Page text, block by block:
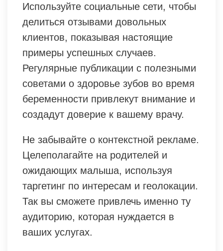
Используйте социальные сети, чтобы
делиться отзывами довольных
клиентов, показывая настоящие
примеры успешных случаев.
Регулярные публикации с полезными
советами о здоровье зубов во время
беременности привлекут внимание и
создадут доверие к вашему врачу.
Не забывайте о контекстной рекламе.
Целеполагайте на родителей и
ожидающих малыша, используя
таргетинг по интересам и геолокации.
Так вы сможете привлечь именно ту
аудиторию, которая нуждается в
ваших услугах.